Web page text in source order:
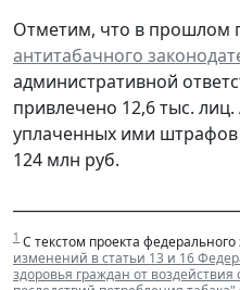
Отметим, что в прошлом
антитабачного
административной
привлечено 12,6 тыс.
уплаченных ими штрафов
124 млн руб.
1 С текстом проекта
изменений в статьи 13 и 16
здоровья граждан от